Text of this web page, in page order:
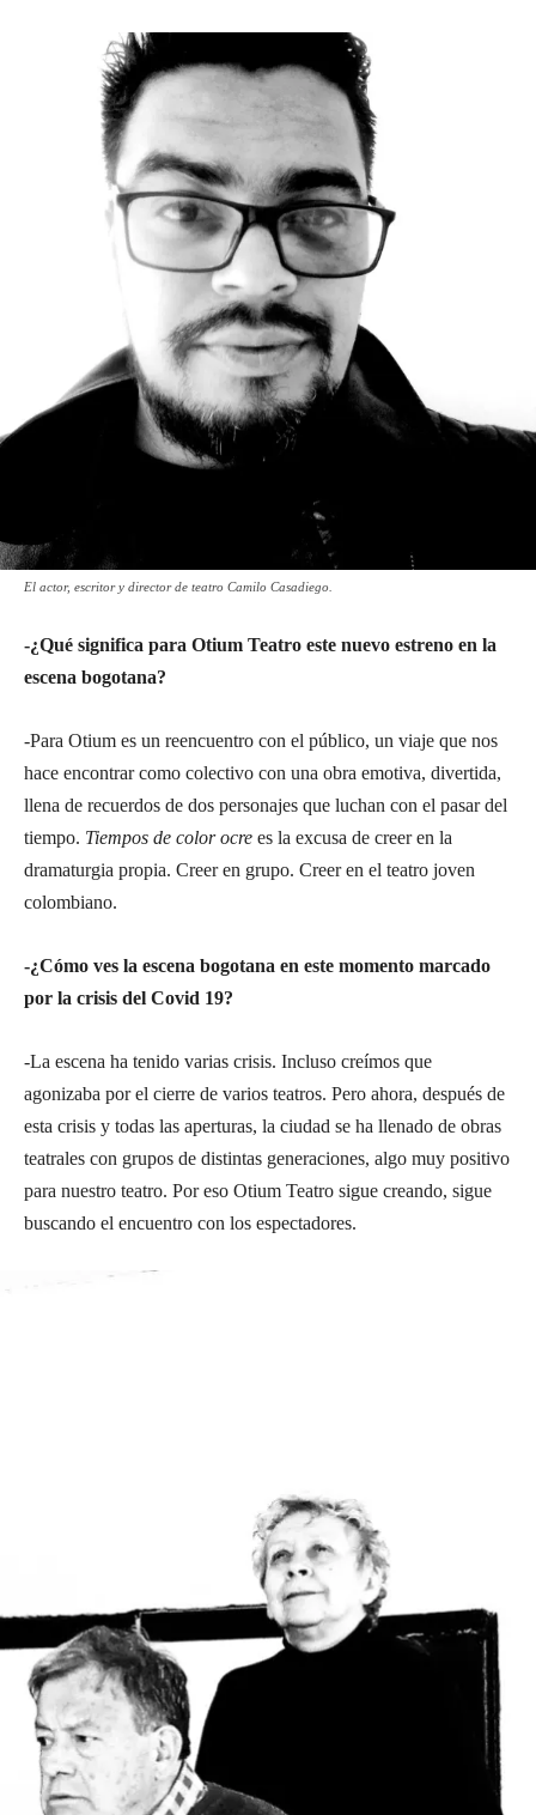
El actor, escritor y director de teatro Camilo Casadiego.
-¿Qué significa para Otium Teatro este nuevo estreno en la
escena bogotana?
-Para Otium es un reencuentro con el público, un viaje que nos
hace encontrar como colectivo con una obra emotiva, divertida,
llena de recuerdos de dos personajes que luchan con el pasar del
tiempo. Tiempos de color ocre es la excusa de creer en la
dramaturgia propia. Creer en grupo. Creer en el teatro joven
colombiano.
-¿Cómo ves la escena bogotana en este momento marcado
por la crisis del Covid 19?
-La escena ha tenido varias crisis. Incluso creímos que
agonizaba por el cierre de varios teatros. Pero ahora, después de
esta crisis y todas las aperturas, la ciudad se ha llenado de obras
teatrales con grupos de distintas generaciones, algo muy positivo
para nuestro teatro. Por eso Otium Teatro sigue creando, sigue
buscando el encuentro con los espectadores.